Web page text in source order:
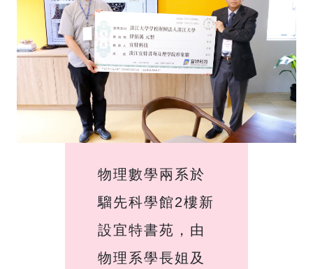
物理數學兩系於
騮先科學館2樓新
設宜特書苑，由
物理系學長姐及